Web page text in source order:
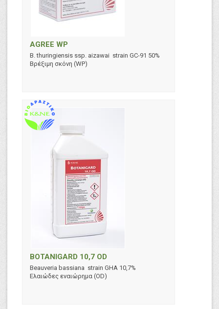
AGREE WP
B. thuringiensis ssp. aizawai strain GC-91 50%
Βρέξιμη σκόνη (WP)
BOTANIGARD 10,7 OD
Beauveria bassiana strain GHA 10,7%
Ελαιώδες εναιώρημα (OD)